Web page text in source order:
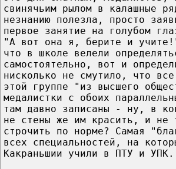
свинячьим рылом в калашные
незнанию полезла, просто
первое занятие на голубом
"А вот она я, берите и
что в школе велели
самостоятельно, вот и
нисколько не смутило, что
этой группе "из высшего
медалистки с обоих
там давно записаны - ну, в
не стены же им красить, и не
строчить по норме? Самая
всех специальностей, на
Какраньшии учили в ПТУ и УПК.